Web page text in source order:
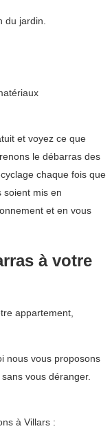
du jardin.
et voyez ce que
le débarras des
chaque fois que
soient mis en
et en vous
à votre
appartement,
nous vous proposons
vous déranger.
à Villars :